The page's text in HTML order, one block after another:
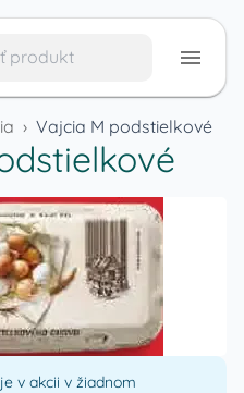
› Vajcia M podstielkové
v akcii v žiadnom